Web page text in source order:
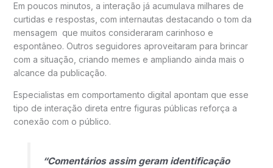
Em poucos minutos, a interação já acumulava milhares de
curtidas e respostas, com internautas destacando o tom da
mensagem que muitos consideraram carinhoso e
espontâneo. Outros seguidores aproveitaram para brincar
com a situação, criando memes e ampliando ainda mais o
alcance da publicação.
Especialistas em comportamento digital apontam que esse
tipo de interação direta entre figuras públicas reforça a
conexão com o público.
“Comentários assim geram identificação